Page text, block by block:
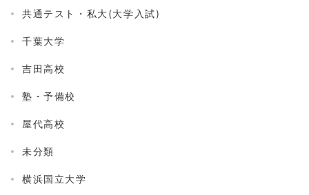
共通テスト・私大(大学入試)
千葉大学
吉田高校
塾・予備校
屋代高校
未分類
横浜国立大学